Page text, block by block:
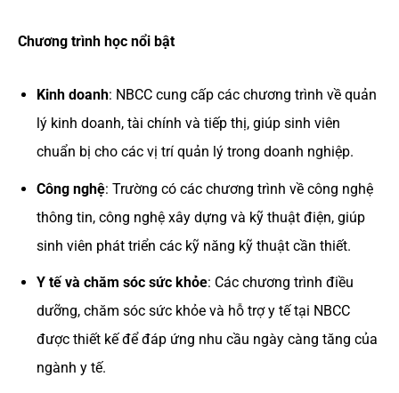
Chương trình học nổi bật
Kinh doanh: NBCC cung cấp các chương trình về quản
lý kinh doanh, tài chính và tiếp thị, giúp sinh viên
chuẩn bị cho các vị trí quản lý trong doanh nghiệp.
Công nghệ: Trường có các chương trình về công nghệ
thông tin, công nghệ xây dựng và kỹ thuật điện, giúp
sinh viên phát triển các kỹ năng kỹ thuật cần thiết.
Y tế và chăm sóc sức khỏe: Các chương trình điều
dưỡng, chăm sóc sức khỏe và hỗ trợ y tế tại NBCC
được thiết kế để đáp ứng nhu cầu ngày càng tăng của
ngành y tế.